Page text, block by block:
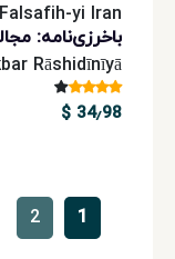
Rāshidīnīyā
34٫98 $
1
2